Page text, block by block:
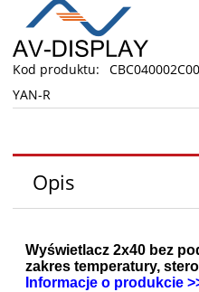
Kod produktu:
YAN-R
Opis
Wyświetlacz 2x40 bez
zakres temperatury,
Informacje o produkcie